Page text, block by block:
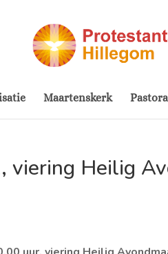
Maartenskerk
viering Heilig